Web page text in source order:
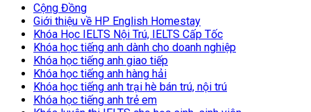
Cộng Đồng
Giới thiệu về HP English Homestay
Khóa Học IELTS Nội Trú, IELTS Cấp Tốc
Khóa học tiếng anh dành cho doanh nghiệp
Khóa học tiếng anh giao tiếp
Khóa học tiếng anh hàng hải
Khóa học tiếng anh trại hè bán trú, nội trú
Khóa học tiếng anh trẻ em